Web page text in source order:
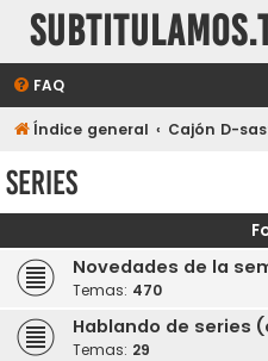
FAQ
Índice general Cajón D-
Series
Novedades de la
Temas: 470
Hablando de series
Temas: 29